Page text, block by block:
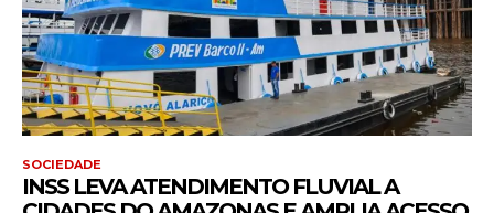
SOCIEDADE
INSS LEVA ATENDIMENTO FLUVIAL A